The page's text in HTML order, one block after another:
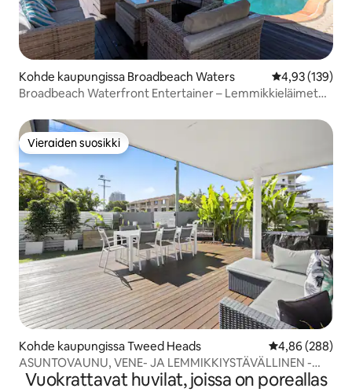
Kohde kaupungissa Broadbeach Waters
4,93 (139)
Broadbeach Waterfront Entertainer – Lemmikkieläimet
Vieraiden suosikki
Vieraiden suosikki
Kohde kaupungissa Tweed Heads
4,86 (288)
ASUNTOVAUNU, VENE- JA LEMMIKKIYSTÄVÄLLINEN -
AIVAN RAJALLA
Vuokrattavat huvilat, joissa on poreallas